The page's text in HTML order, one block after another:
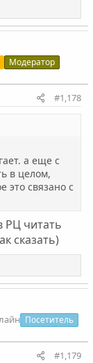
Модератор
#1,178
а еще с
в целом,
это связано с
РЦ читать
сказать)
Посетитель
#1,179